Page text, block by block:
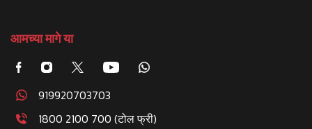
आमच्या मागे या
919920703703
1800 2100 700 (टोल फ्री)